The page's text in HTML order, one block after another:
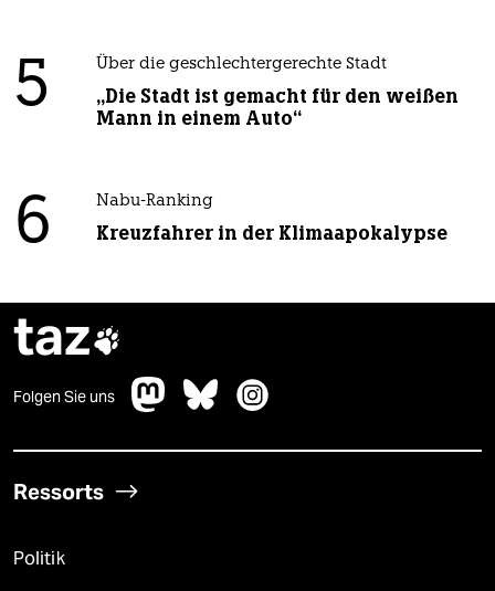
5 Über die geschlechtergerechte Stadt
„Die Stadt ist gemacht für den weißen
Mann in einem Auto“
6 Nabu-Ranking
Kreuzfahrer in der Klimaapokalypse
taz
Folgen Sie uns
Ressorts
Politik